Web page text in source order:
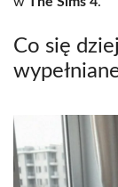
Co się